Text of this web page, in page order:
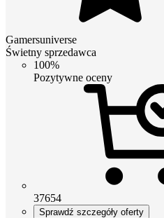
Gamersuniverse
Świetny sprzedawca
100%
Pozytywne oceny
37654
Sprawdź szczegóły oferty